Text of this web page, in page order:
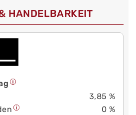
HANDELBARKEIT
3,85 %
0 %